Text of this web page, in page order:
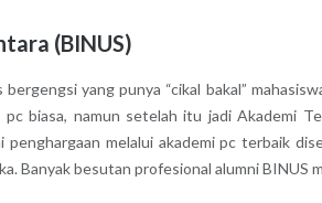
(BINUS)
bergengsi yang punya “cikal bakal”
biasa, namun setelah itu jadi Akademi
penghargaan melalui akademi pc terbaik
Banyak besutan profesional alumni BINUS